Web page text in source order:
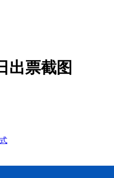
出票截图